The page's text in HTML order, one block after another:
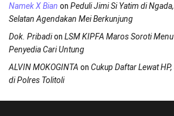
Namek X Bian on Peduli Jimi Si Yatim di
Selatan Agendakan Mei Berkunjung
Dok. Pribadion LSM KIPFA Maros Soroti
Penyedia Cari Untung
ALVIN MOKOGINTA on Cukup Daftar Lewat
di Polres Tolitoli